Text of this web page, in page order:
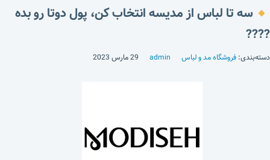
سه تا لباس از مدیسه انتخاب کن، پول دوتا رو بده
????
دسته‌بندی: فروشگاه مد و لباس admin 29 مارس 2023